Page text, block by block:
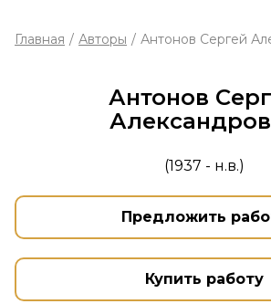
Главная / Авторы / Антонов Сергей
Антонов
(1937 - н.в.)
Предложить
Купить работу